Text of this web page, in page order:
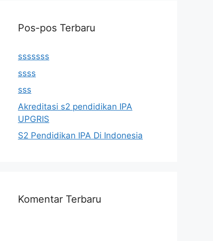
Pos-pos Terbaru
sssssss
ssss
sss
Akreditasi s2 pendidikan IPA
UPGRIS
S2 Pendidikan IPA Di Indonesia
Komentar Terbaru